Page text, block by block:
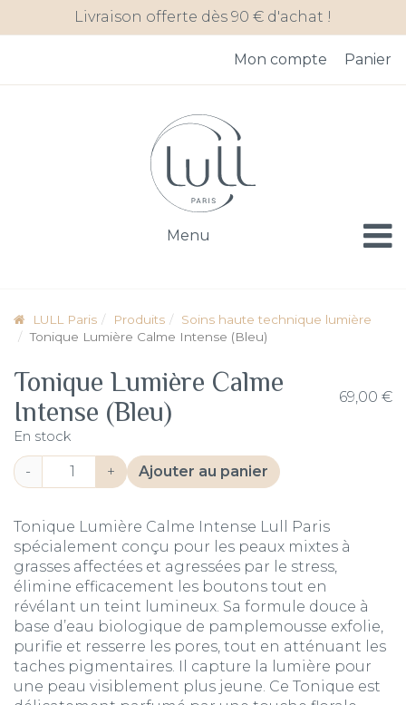
Livraison offerte dès 90 € d'achat !
Mon compte Panier
Menu
LULL Paris Produits
Soins haute technique lumière
Tonique Lumière Calme Intense (Bleu)
Tonique Lumière Calme
Intense (Bleu)
69,00 €
En stock
quantité
de
Lumière
Calme
Intense
(Bleu)
- + Ajouter au panier
Alternative:
Tonique Lumière Calme Intense Lull Paris
spécialement conçu pour les peaux mixtes à
grasses affectées et agressées par le stress,
élimine efficacement les boutons tout en
révélant un teint lumineux. Sa formule douce à
base d’eau biologique de pamplemousse exfolie,
purifie et resserre les pores, tout en atténuant les
taches pigmentaires. Il capture la lumière pour
une peau visiblement plus jeune. Ce Tonique est
Panneau de gestion des cookies